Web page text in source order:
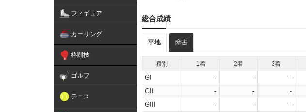
フィギュア
カーリング
格闘技
ゴルフ
テニス
総合成績
平地 障害
種別 1着 2着 3着
GI - - -
GII
- - -
GIII
- - -